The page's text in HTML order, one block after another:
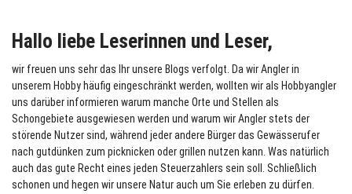
Hallo liebe Leserinnen und Leser,
wir freuen uns sehr das Ihr unsere Blogs verfolgt. Da wir Angler in
unserem Hobby häufig eingeschränkt werden, wollten wir als Hobbyangler
uns darüber informieren warum manche Orte und Stellen als
Schongebiete ausgewiesen werden und warum wir Angler stets der
störende Nutzer sind, während jeder andere Bürger das Gewässerufer
nach gutdünken zum picknicken oder grillen nutzen kann. Was natürlich
auch das gute Recht eines jeden Steuerzahlers sein soll. Schließlich
schonen und hegen wir unsere Natur auch um Sie erleben zu dürfen.